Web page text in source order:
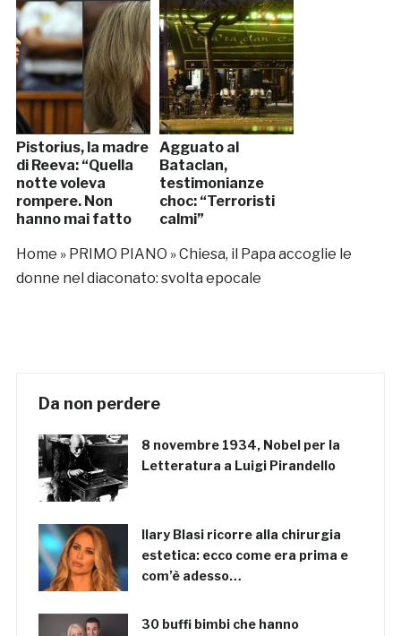
Pistorius, la madre
di Reeva: “Quella
notte voleva
rompere. Non
hanno mai fatto
Agguato al
Bataclan,
testimonianze
choc: “Terroristi
calmi”
Home » PRIMO PIANO »Chiesa, il Papa accoglie le
donne nel diaconato: svolta epocale
Da non perdere
8 novembre 1934, Nobel per la
Letteratura a Luigi Pirandello
Ilary Blasi ricorre alla chirurgia
estetica: ecco come era prima e
com’è adesso…
30 buffi bimbi che hanno